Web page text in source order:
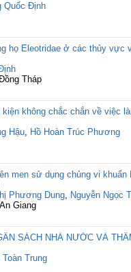
Quốc Định
họ Eleotridae ở các thủy vực
Tháp
không chắc chắn về việc
Hậu, Hồ Hoàn Trúc Phương
men sử dụng chủng vi khuẩn
Phương Dung, Nguyễn Ngọc
Giang
SÁCH NHÀ NƯỚC VÀ
Toàn Trung